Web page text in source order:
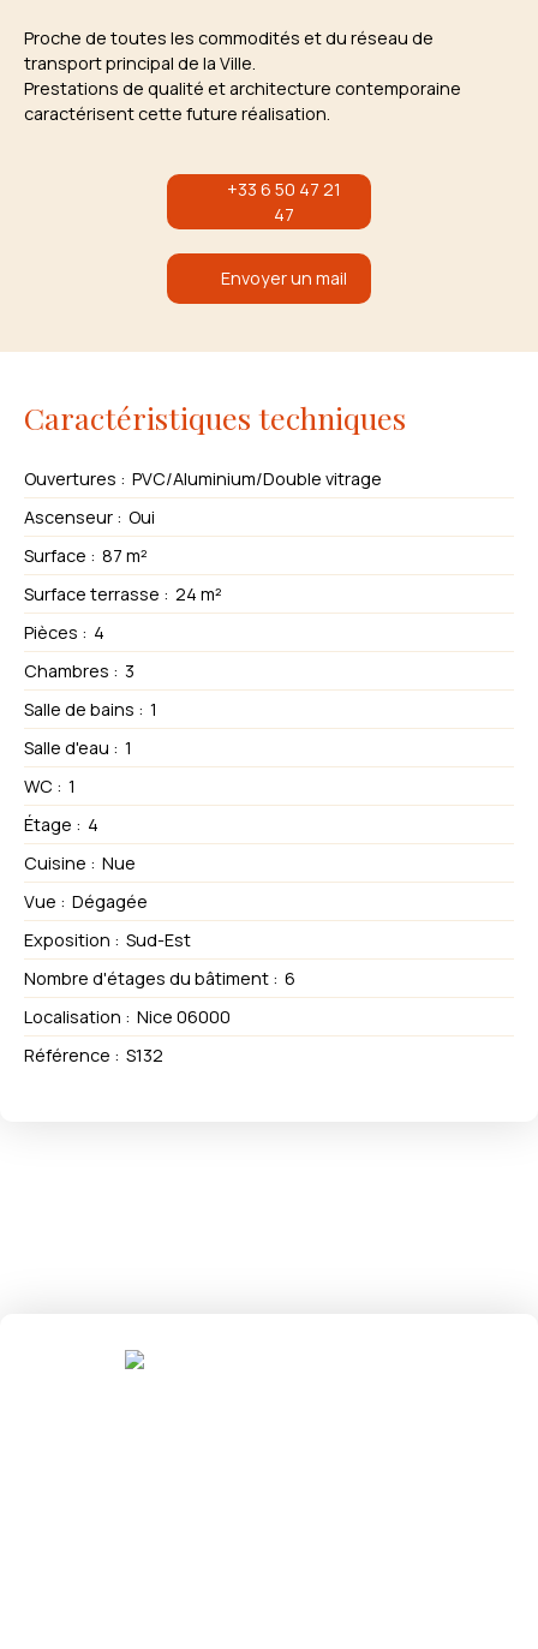
Proche de toutes les commodités et du réseau de
transport principal de la Ville.
Prestations de qualité et architecture contemporaine
caractérisent cette future réalisation.
+33 6 50 47 21
47
Envoyer un mail
Caractéristiques techniques
Ouvertures : PVC/Aluminium/Double vitrage
Ascenseur : Oui
Surface : 87 m²
Surface terrasse : 24 m²
Pièces : 4
Chambres : 3
Salle de bains : 1
Salle d'eau : 1
WC : 1
Étage : 4
Cuisine : Nue
Vue : Dégagée
Exposition : Sud-Est
Nombre d'étages du bâtiment : 6
Localisation : Nice 06000
Référence : S132